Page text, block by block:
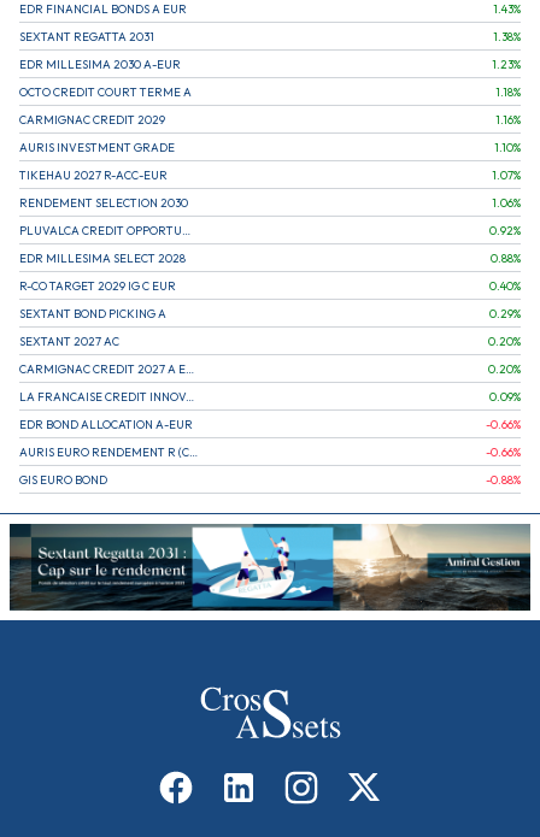
EDR FINANCIAL BONDS A EUR
1.43%
SEXTANT REGATTA 2031
1.38%
EDR MILLESIMA 2030 A-EUR
1.23%
OCTO CREDIT COURT TERME A
1.18%
CARMIGNAC CREDIT 2029
1.16%
AURIS INVESTMENT GRADE
1.10%
TIKEHAU 2027 R-ACC-EUR
1.07%
RENDEMENT SELECTION 2030
1.06%
0.92%
EDR MILLESIMA SELECT 2028
0.88%
R-CO TARGET 2029 IG C EUR
0.40%
SEXTANT BOND PICKING A
0.29%
SEXTANT 2027 AC
0.20%
0.20%
LA FRANCAISE CREDIT INNOVATION
0.09%
EDR BOND ALLOCATION A-EUR
-0.66%
-0.66%
GIS EURO BOND
-0.88%